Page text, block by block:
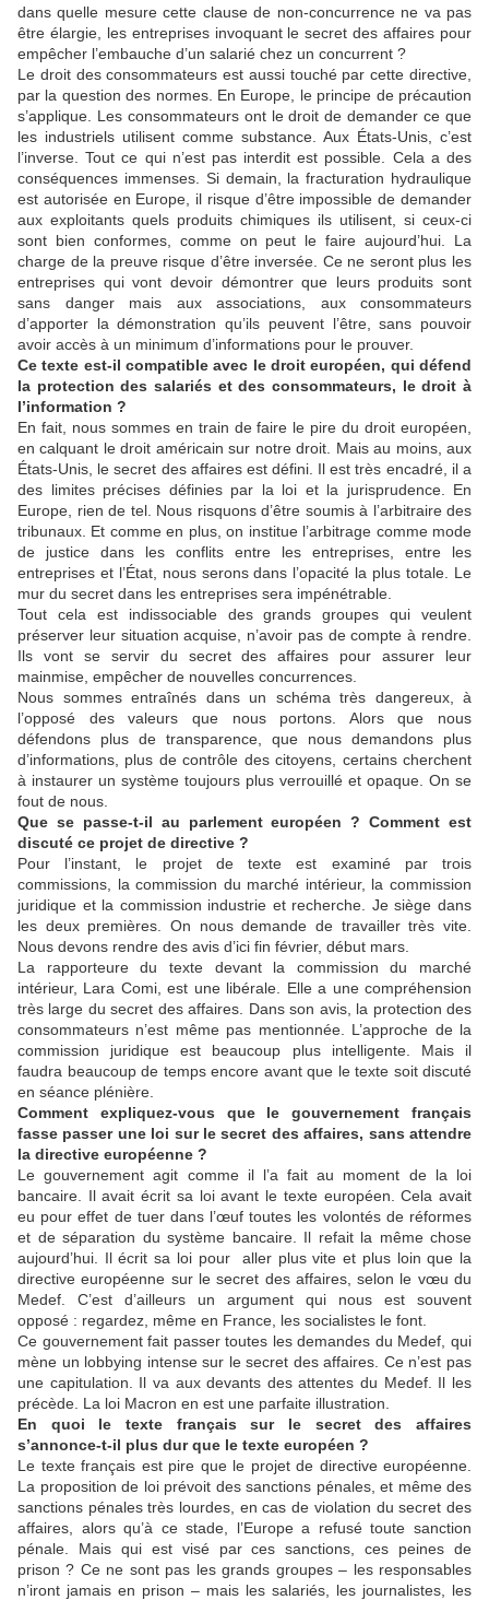
dans quelle mesure cette clause de non-concurrence ne va pas
être élargie, les entreprises invoquant le secret des affaires pour
empêcher l’embauche d’un salarié chez un concurrent ?
Le droit des consommateurs est aussi touché par cette directive,
par la question des normes. En Europe, le principe de précaution
s’applique. Les consommateurs ont le droit de demander ce que
les industriels utilisent comme substance. Aux États-Unis, c’est
l’inverse. Tout ce qui n’est pas interdit est possible. Cela a des
conséquences immenses. Si demain, la fracturation hydraulique
est autorisée en Europe, il risque d’être impossible de demander
aux exploitants quels produits chimiques ils utilisent, si ceux-ci
sont bien conformes, comme on peut le faire aujourd’hui. La
charge de la preuve risque d’être inversée. Ce ne seront plus les
entreprises qui vont devoir démontrer que leurs produits sont
sans danger mais aux associations, aux consommateurs
d’apporter la démonstration qu’ils peuvent l’être, sans pouvoir
avoir accès à un minimum d’informations pour le prouver.
Ce texte est-il compatible avec le droit européen, qui défend
la protection des salariés et des consommateurs, le droit à
l’information ?
En fait, nous sommes en train de faire le pire du droit européen,
en calquant le droit américain sur notre droit. Mais au moins, aux
États-Unis, le secret des affaires est défini. Il est très encadré, il a
des limites précises définies par la loi et la jurisprudence. En
Europe, rien de tel. Nous risquons d’être soumis à l’arbitraire des
tribunaux. Et comme en plus, on institue l’arbitrage comme mode
de justice dans les conflits entre les entreprises, entre les
entreprises et l’État, nous serons dans l’opacité la plus totale. Le
mur du secret dans les entreprises sera impénétrable.
Tout cela est indissociable des grands groupes qui veulent
préserver leur situation acquise, n’avoir pas de compte à rendre.
Ils vont se servir du secret des affaires pour assurer leur
mainmise, empêcher de nouvelles concurrences.
Nous sommes entraînés dans un schéma très dangereux, à
l’opposé des valeurs que nous portons. Alors que nous
défendons plus de transparence, que nous demandons plus
d’informations, plus de contrôle des citoyens, certains cherchent
à instaurer un système toujours plus verrouillé et opaque. On se
fout de nous.
Que se passe-t-il au parlement européen ? Comment est
discuté ce projet de directive ?
Pour l’instant, le projet de texte est examiné par trois
commissions, la commission du marché intérieur, la commission
juridique et la commission industrie et recherche. Je siège dans
les deux premières. On nous demande de travailler très vite.
Nous devons rendre des avis d’ici fin février, début mars.
La rapporteure du texte devant la commission du marché
intérieur, Lara Comi, est une libérale. Elle a une compréhension
très large du secret des affaires. Dans son avis, la protection des
consommateurs n’est même pas mentionnée. L’approche de la
commission juridique est beaucoup plus intelligente. Mais il
faudra beaucoup de temps encore avant que le texte soit discuté
en séance plénière.
Comment expliquez-vous que le gouvernement français
fasse passer une loi sur le secret des affaires, sans attendre
la directive européenne ?
Le gouvernement agit comme il l’a fait au moment de la loi
bancaire. Il avait écrit sa loi avant le texte européen. Cela avait
eu pour effet de tuer dans l’œuf toutes les volontés de réformes
et de séparation du système bancaire. Il refait la même chose
aujourd’hui. Il écrit sa loi pour aller plus vite et plus loin que la
directive européenne sur le secret des affaires, selon le vœu du
Medef. C’est d’ailleurs un argument qui nous est souvent
opposé : regardez, même en France, les socialistes le font.
Ce gouvernement fait passer toutes les demandes du Medef, qui
mène un lobbying intense sur le secret des affaires. Ce n’est pas
une capitulation. Il va aux devants des attentes du Medef. Il les
précède. La loi Macron en est une parfaite illustration.
En quoi le texte français sur le secret des affaires
s’annonce-t-il plus dur que le texte européen ?
Le texte français est pire que le projet de directive européenne.
La proposition de loi prévoit des sanctions pénales, et même des
sanctions pénales très lourdes, en cas de violation du secret des
affaires, alors qu’à ce stade, l’Europe a refusé toute sanction
pénale. Mais qui est visé par ces sanctions, ces peines de
prison ? Ce ne sont pas les grands groupes – les responsables
n’iront jamais en prison – mais les salariés, les journalistes, les